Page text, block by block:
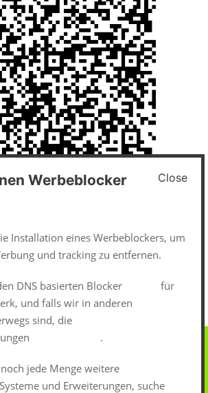
Close
Werbeblocker
Installation eines Werbeblockers, um
und tracking zu entfernen.
DNS basierten Blocker
für
und falls wir in anderen
sind, die
.
jede Menge weitere
und Erweiterungen, suche